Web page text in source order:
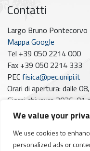
We value your
We use cookies to
personalized ads or
Contatti
Largo Bruno
Mappa Google
Tel +39 050 2214 000
Fax +39 050 2214 333
PEC fisica@pec.unipi.it
Orari di apertura: dalle
Giorni chiusura 2026:
dicembre
Seguici su